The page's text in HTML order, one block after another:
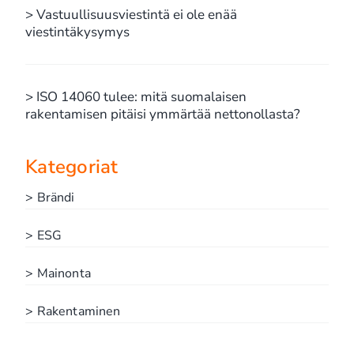
> Vastuullisuusviestintä ei ole enää
viestintäkysymys
> ISO 14060 tulee: mitä suomalaisen
rakentamisen pitäisi ymmärtää nettonollasta?
Kategoriat
> Brändi
> ESG
> Mainonta
> Rakentaminen